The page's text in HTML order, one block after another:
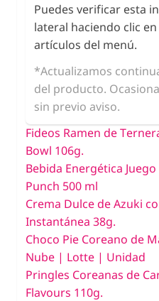
Puedes verificar esta
lateral haciendo clic
artículos del menú.
*Actualizamos
del producto.
sin previo aviso.
Fideos Ramen de
Bowl 106g.
Bebida Energética
Punch 500 ml
Crema Dulce de Azuki
Instantánea 38g.
Choco Pie Coreano de
Nube | Lotte | Unidad
Pringles Coreanas de
Flavours 110g.